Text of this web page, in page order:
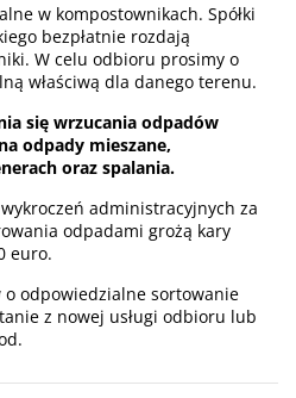
w kompostownikach. Spółki
bezpłatnie rozdają
W celu odbioru prosimy o
właściwą dla danego terenu.
się wrzucania odpadów
odpady mieszane,
oraz spalania.
administracyjnych za
odpadami grożą kary
euro.
odpowiedzialne sortowanie
z nowej usługi odbioru lub